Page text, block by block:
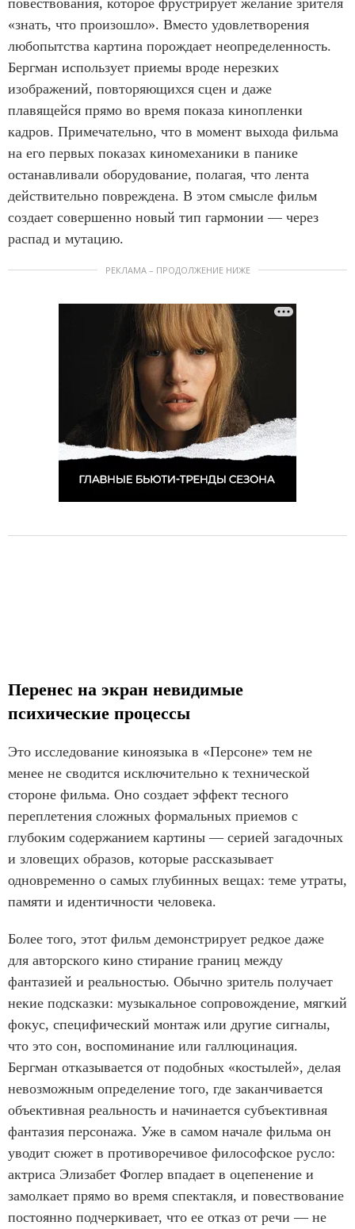
«знать, что произошло». Вместо удовлетворения
любопытства картина порождает неопределенность.
Бергман использует приемы вроде нерезких
изображений, повторяющихся сцен и даже
плавящейся прямо во время показа кинопленки
кадров. Примечательно, что в момент выхода фильма
на его первых показах киномеханики в панике
останавливали оборудование, полагая, что лента
действительно повреждена. В этом смысле фильм
создает совершенно новый тип гармонии — через
распад и мутацию.
РЕКЛАМА – ПРОДОЛЖЕНИЕ НИЖЕ
Перенес на экран невидимые
психические процессы
Это исследование киноязыка в «Персоне» тем не
менее не сводится исключительно к технической
стороне фильма. Оно создает эффект тесного
переплетения сложных формальных приемов с
глубоким содержанием картины — серией загадочных
и зловещих образов, которые рассказывает
одновременно о самых глубинных вещах: теме утраты,
памяти и идентичности человека.
Более того, этот фильм демонстрирует редкое даже
для авторского кино стирание границ между
фантазией и реальностью. Обычно зритель получает
некие подсказки: музыкальное сопровождение, мягкий
фокус, специфический монтаж или другие сигналы,
что это сон, воспоминание или галлюцинация.
Бергман отказывается от подобных «костылей», делая
невозможным определение того, где заканчивается
объективная реальность и начинается субъективная
фантазия персонажа. Уже в самом начале фильма он
уводит сюжет в противоречивое философское русло:
актриса Элизабет Фоглер впадает в оцепенение и
замолкает прямо во время спектакля, и повествование
постоянно подчеркивает, что ее отказ от речи — не